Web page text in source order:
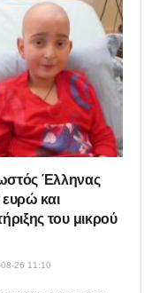
Έλληνας
και
του μικρού
26 11:10